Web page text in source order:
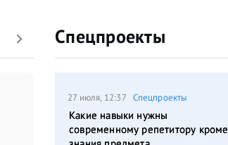
Спецпроекты
27 июля, 12:37 Спецпроекты
Какие навыки нужны
современному репетитору кроме